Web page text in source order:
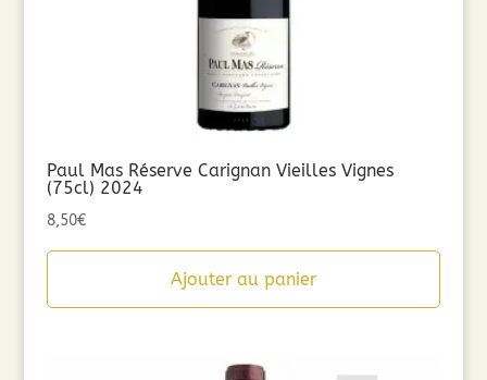
Paul Mas Réserve Carignan Vieilles Vignes
(75cl) 2024
8,50€
Ajouter au panier